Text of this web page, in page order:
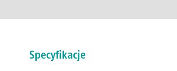
Specyfikacje